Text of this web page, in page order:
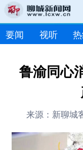
要闻 视听
鲁渝同心
来源：新聊